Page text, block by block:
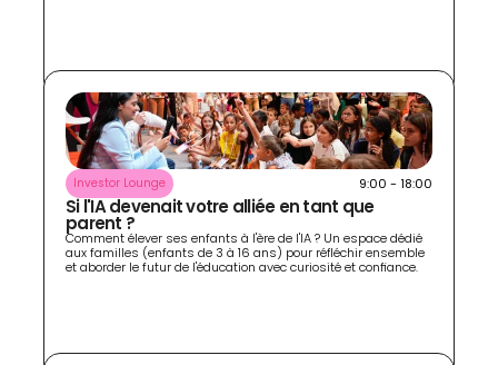
Investor Lounge 9:00 - 18:00
Si l'IA devenait votre alliée en tant que
parent ?
Comment élever ses enfants à l'ère de l'IA ? Un espace dédié
aux familles (enfants de 3 à 16 ans) pour réfléchir ensemble
et aborder le futur de l'éducation avec curiosité et confiance.